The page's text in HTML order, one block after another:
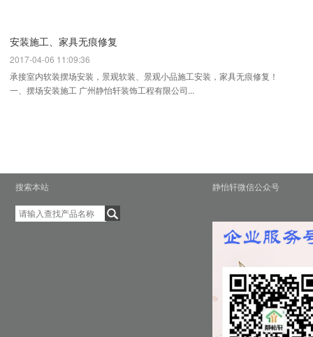
安装施工、家具无痕修复
2017-04-06 11:09:36
承接室内软装摆场安装，景观软装、景观小品施工安装，家具无痕修复！
一、摆场安装施工 广州静怡轩装饰工程有限公司...
搜索本站 静怡轩微信公众号